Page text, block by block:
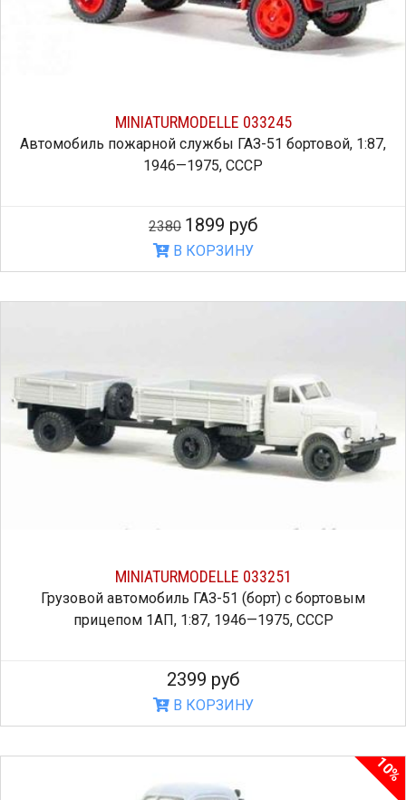
MINIATURMODELLE 033245
Автомобиль пожарной службы ГАЗ-51 бортовой, 1:87,
1946—1975, СССР
2380 1899 руб
В КОРЗИНУ
MINIATURMODELLE 033251
Грузовой автомобиль ГАЗ-51 (борт) с бортовым
прицепом 1АП, 1:87, 1946—1975, СССР
2399 руб
В КОРЗИНУ
10%